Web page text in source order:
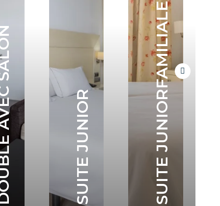
SALON SUITE JUNIOR SUITE JUNIORFAMILIALE